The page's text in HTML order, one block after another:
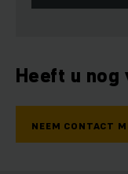
Heeft u nog
NEEM CONTACT